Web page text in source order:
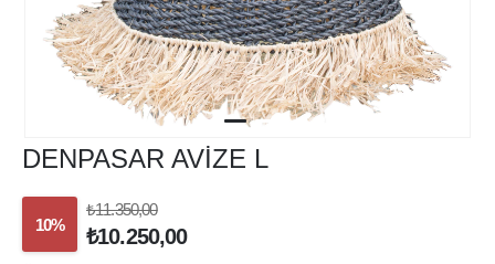
DENPASAR AVİZE L
10%
₺11.350,00
₺10.250,00